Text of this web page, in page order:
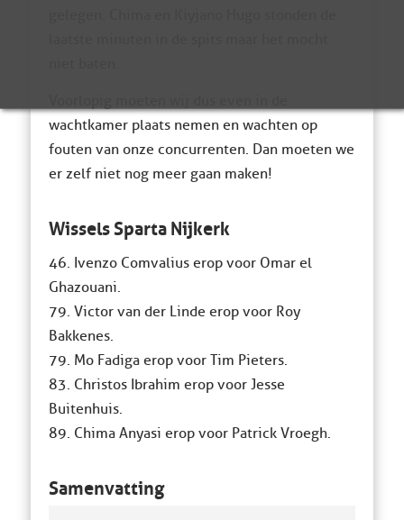
wachtkamer plaats nemen en wachten op
fouten van onze concurrenten. Dan moeten we
er zelf niet nog meer gaan maken!
Wissels Sparta Nijkerk
46. Ivenzo Comvalius erop voor Omar el
Ghazouani.
79. Victor van der Linde erop voor Roy
Bakkenes.
79. Mo Fadiga erop voor Tim Pieters.
83. Christos Ibrahim erop voor Jesse
Buitenhuis.
89. Chima Anyasi erop voor Patrick Vroegh.
Samenvatting